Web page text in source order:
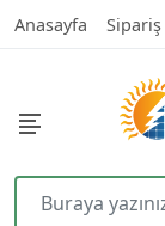
Anasayfa